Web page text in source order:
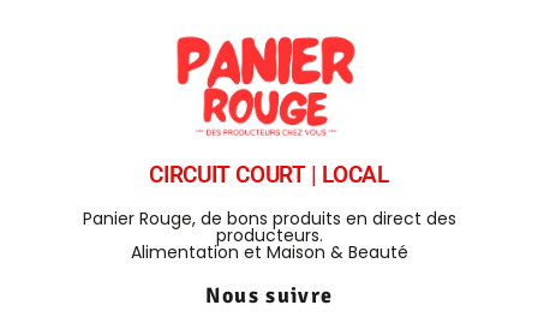
CIRCUIT COURT | LOCAL
Panier Rouge, de bons produits en direct des
producteurs.
Alimentation et Maison & Beauté
Nous suivre